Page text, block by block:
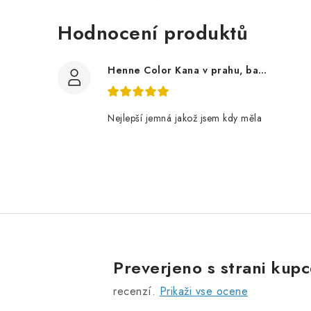
Hodnocení produktů
Henne Color Kana v prahu, barva: rjava 100 g
Nejlepší jemná jakož jsem kdy měla
Preverjeno s strani
recenzí. Prikaži vse ocene